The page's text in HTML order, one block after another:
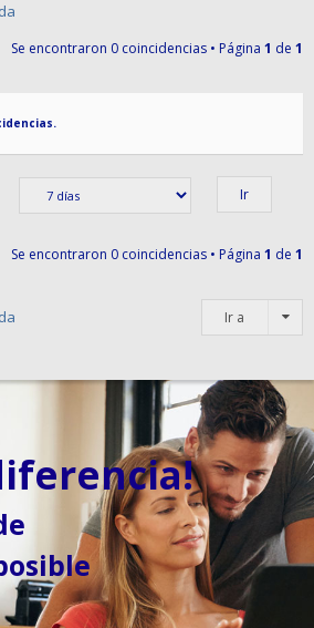
Se encontraron 0 coincidencias • Página 1 de 1
Se encontraron 0 coincidencias • Página 1 de 1
Ir a